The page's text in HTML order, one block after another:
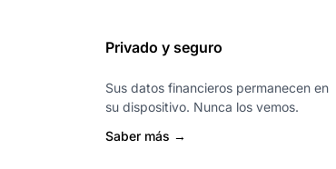
Privado y seguro
Sus datos financieros permanecen en
su dispositivo. Nunca los vemos.
Saber más →